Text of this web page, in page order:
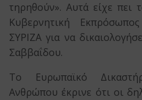
τηρηθούν». Αυτά είχε πει
Κυβερνητική
ΣΥΡΙΖΑ για να
Σαββαΐδου.
Το Ευρωπαϊκό
Ανθρώπου έκρινε ότι οι